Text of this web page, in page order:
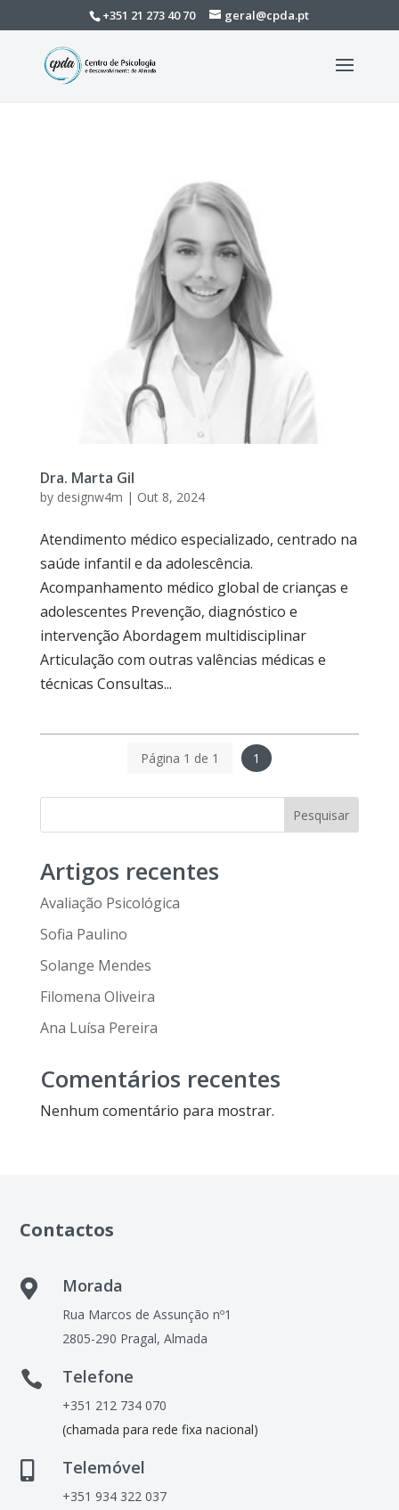
+351 21 273 40 70 geral@cpda.pt
Dra. Marta Gil
by designw4m | Out 8, 2024
Atendimento médico especializado, centrado na
saúde infantil e da adolescência.
Acompanhamento médico global de crianças e
adolescentes Prevenção, diagnóstico e
intervenção Abordagem multidisciplinar
Articulação com outras valências médicas e
técnicas Consultas...
Página 1 de 1 1
Pesquisar
Artigos recentes
Avaliação Psicológica
Sofia Paulino
Solange Mendes
Filomena Oliveira
Ana Luísa Pereira
Comentários recentes
Nenhum comentário para mostrar.
Contactos
 Morada
Rua Marcos de Assunção nº1
2805-290 Pragal, Almada
 Telefone
+351 212 734 070
(chamada para rede fixa nacional)
Telemóvel
+351 934 322 037